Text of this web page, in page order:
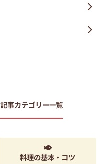
記事カテゴリー一覧
料理の基本・コツ